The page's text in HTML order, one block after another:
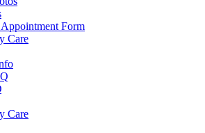
Form
Care
Care